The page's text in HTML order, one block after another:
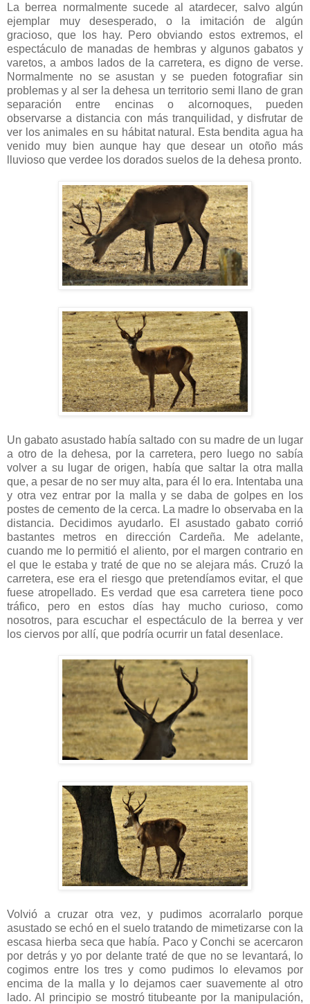
La berrea normalmente sucede al atardecer, salvo algún
ejemplar muy desesperado, o la imitación de algún
gracioso, que los hay. Pero obviando estos extremos, el
espectáculo de manadas de hembras y algunos gabatos y
varetos, a ambos lados de la carretera, es digno de verse.
Normalmente no se asustan y se pueden fotografiar sin
problemas y al ser la dehesa un territorio semi llano de gran
separación entre encinas o alcornoques, pueden
observarse a distancia con más tranquilidad, y disfrutar de
ver los animales en su hábitat natural. Esta bendita agua ha
venido muy bien aunque hay que desear un otoño más
lluvioso que verdee los dorados suelos de la dehesa pronto.
Un gabato asustado había saltado con su madre de un lugar
a otro de la dehesa, por la carretera, pero luego no sabía
volver a su lugar de origen, había que saltar la otra malla
que, a pesar de no ser muy alta, para él lo era. Intentaba una
y otra vez entrar por la malla y se daba de golpes en los
postes de cemento de la cerca. La madre lo observaba en la
distancia. Decidimos ayudarlo. El asustado gabato corrió
bastantes metros en dirección Cardeña. Me adelante,
cuando me lo permitió el aliento, por el margen contrario en
el que le estaba y traté de que no se alejara más. Cruzó la
carretera, ese era el riesgo que pretendíamos evitar, el que
fuese atropellado. Es verdad que esa carretera tiene poco
tráfico, pero en estos días hay mucho curioso, como
nosotros, para escuchar el espectáculo de la berrea y ver
los ciervos por allí, que podría ocurrir un fatal desenlace.
Volvió a cruzar otra vez, y pudimos acorralarlo porque
asustado se echó en el suelo tratando de mimetizarse con la
escasa hierba seca que había. Paco y Conchi se acercaron
por detrás y yo por delante traté de que no se levantará, lo
cogimos entre los tres y como pudimos lo elevamos por
encima de la malla y lo dejamos caer suavemente al otro
lado. Al principio se mostró titubeante por la manipulación,